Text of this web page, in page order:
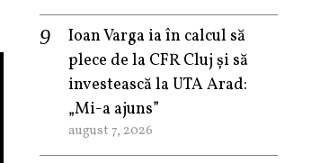
Ioan Varga ia în calcul să
plece de la CFR Cluj și să
investească la UTA Arad:
„Mi-a ajuns”
august 7, 2026